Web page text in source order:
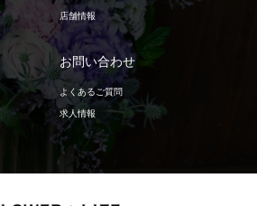
店舗情報
お問い合わせ
よくあるご質問
求人情報